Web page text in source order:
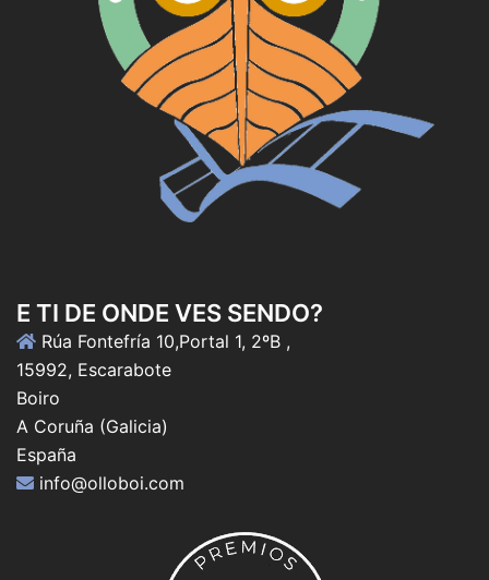
E TI DE ONDE VES SENDO?
Rúa Fontefría 10,Portal 1, 2ºB ,
15992, Escarabote
Boiro
A Coruña (Galicia)
España
info@olloboi.com